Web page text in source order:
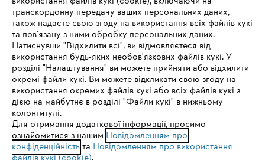
Сервіс
Політика конфіденційності Вихідні дані Cookies
Юридична інформація
IHR BROWSER WIRD NICHT
UNTERSTÜTZT
Sie nutzen einen Browser, den wir noch nicht unterstützen. Für
eine optimale Nutzung unserer Seite empfehlen wir Ihnen, zu
einem der folgenden Browser zu wechseln:
транскордонну передачу ваших персональних даних,
також надаєте свою згоду на використання всіх файлів кукі
та пов'язану з ними обробку персональних даних.
Натиснувши "Відхилити всі", ви відмовляєтеся від
використання будь-яких необов'язкових файлів кукі. У
розділі "Налаштування" ви можете прийняти або відхилити
окремі файли кукі. Ви можете відкликати свою згоду на
використання окремих файлів кукі або всіх файлів кукі з
дією на майбутнє в розділі "Файли кукі" в нижньому
колонтитулі.
Для отримання додаткової інформації, просимо
ознайомитися з нашим Повідомленням про
конфіденційністьта Повідомленням про використання